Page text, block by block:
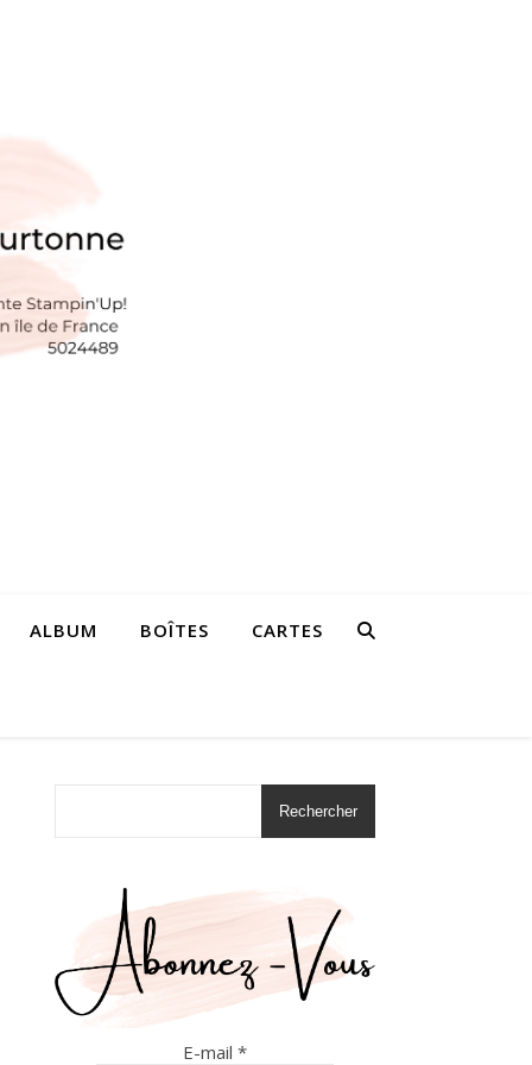
ALBUM BOÎTES CARTES
Rechercher
E-mail *